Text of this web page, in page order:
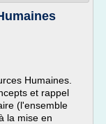
Humaines.
et rappel
(l'ensemble
la mise en